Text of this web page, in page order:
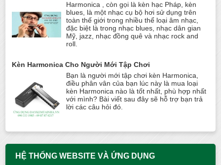
Harmonica , còn gọi là kèn hạc Pháp, kèn
blues, là một nhạc cụ bộ hơi sử dụng trên
toàn thế giới trong nhiều thể loại âm nhạc,
đặc biệt là trong nhạc blues, nhạc dân gian
Mỹ, jazz, nhạc đồng quê và nhạc rock and
roll.
Kèn Harmonica Cho Người Mới Tập Chơi
Bạn là người mới tập chơi kèn Harmonica,
điều phân vân của bạn lúc này là mua loại
kèn Harmonica nào là tốt nhất, phù hợp nhất
với mình? Bài viết sau đây sẽ hỗ trợ bạn trả
lời các câu hỏi đó.
HỆ THỐNG WEBSITE VÀ ỨNG DỤNG